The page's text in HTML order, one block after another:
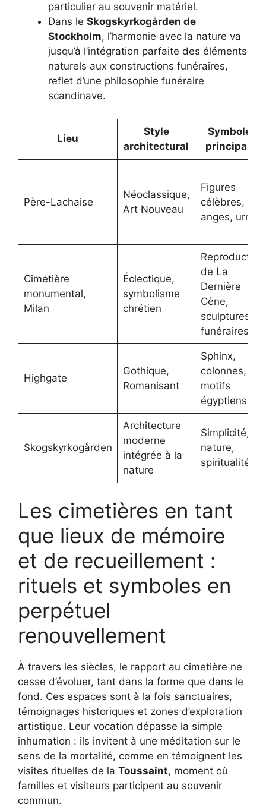
particulier au souvenir matériel.
Dans le Skogskyrkogården de
Stockholm, l’harmonie avec la nature va
jusqu’à l’intégration parfaite des éléments
naturels aux constructions funéraires,
reflet d’une philosophie funéraire
scandinave.
Lieu
Style
architectural
Symboles
principaux
Père-Lachaise
Néoclassique,
Art Nouveau
Figures
célèbres,
anges, urnes
Cimetière
monumental,
Milan
Éclectique,
symbolisme
chrétien
Reproduction
de La
Dernière
Cène,
sculptures
funéraires
Highgate
Gothique,
Romanisant
Sphinx,
colonnes,
motifs
égyptiens
Skogskyrkogården
Architecture
moderne
intégrée à la
nature
Simplicité,
nature,
spiritualité
Les cimetières en tant
que lieux de mémoire
et de recueillement :
rituels et symboles en
perpétuel
renouvellement
À travers les siècles, le rapport au cimetière ne
cesse d’évoluer, tant dans la forme que dans le
fond. Ces espaces sont à la fois sanctuaires,
témoignages historiques et zones d’exploration
artistique. Leur vocation dépasse la simple
inhumation : ils invitent à une méditation sur le
sens de la mortalité, comme en témoignent les
visites rituelles de la Toussaint, moment où
familles et visiteurs participent au souvenir
commun.